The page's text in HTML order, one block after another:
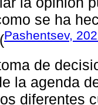
se ha
Pashentsev,
de
la agenda
diferentes